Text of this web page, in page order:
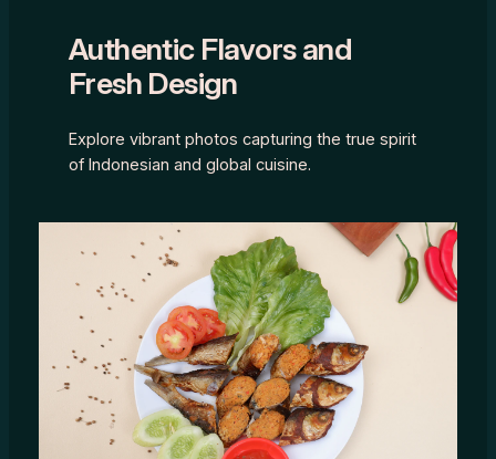
Authentic Flavors and
Fresh Design
Explore vibrant photos capturing the true spirit
of Indonesian and global cuisine.